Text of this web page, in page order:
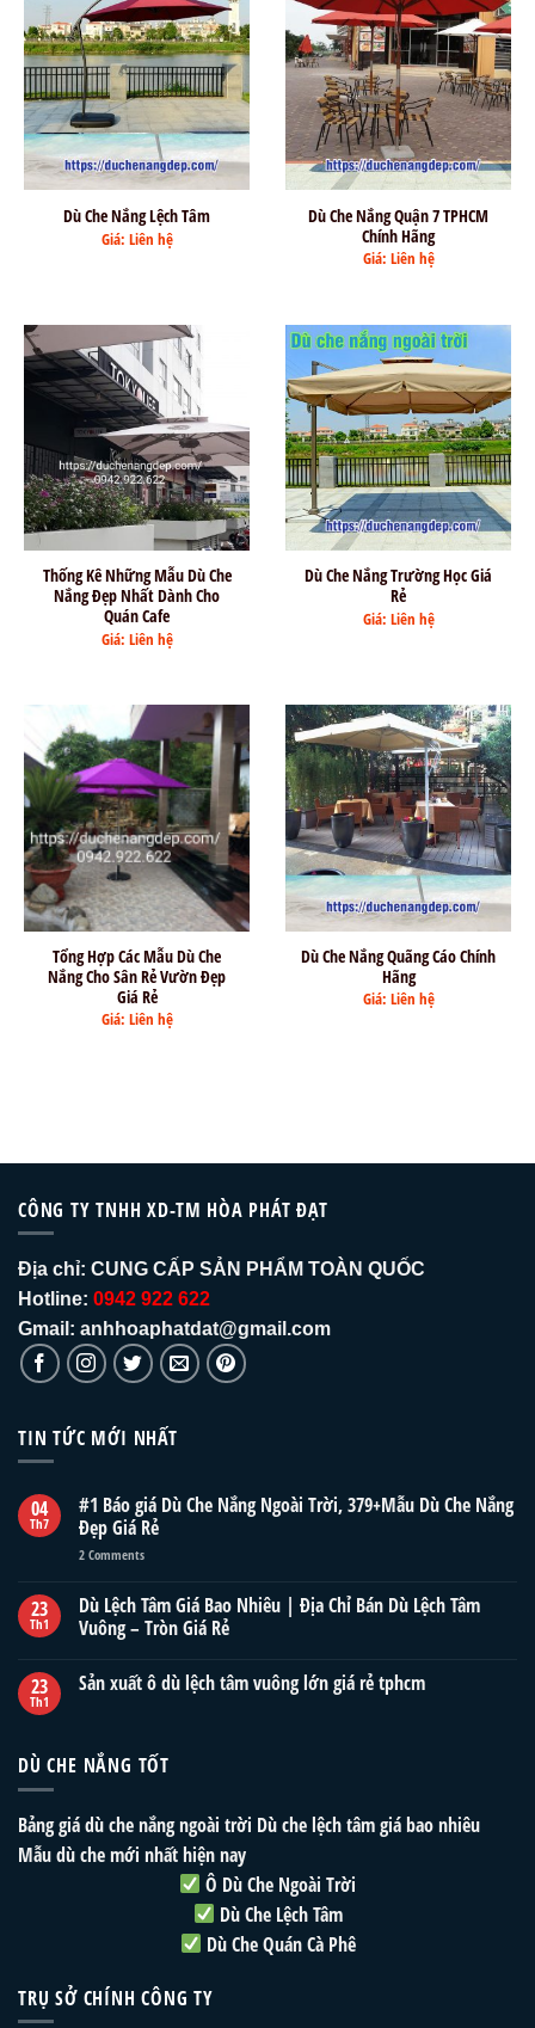
Dù Che Nắng Lệch Tâm
Giá: Liên hệ
Dù Che Nắng Quận 7 TPHCM
Chính Hãng
Giá: Liên hệ
Thống Kê Những Mẫu Dù Che
Nắng Đẹp Nhất Dành Cho
Quán Cafe
Giá: Liên hệ
Dù Che Nắng Trường Học Giá
Rẻ
Giá: Liên hệ
Tổng Hợp Các Mẫu Dù Che
Nắng Cho Sân Rẻ Vườn Đẹp
Giá Rẻ
Giá: Liên hệ
Dù Che Nắng Quãng Cáo Chính
Hãng
Giá: Liên hệ
CÔNG TY TNHH XD-TM HÒA PHÁT ĐẠT
Địa chỉ: CUNG CẤP SẢN PHẨM TOÀN QUỐC
Hotline: 0942 922 622
Gmail: anhhoaphatdat@gmail.com
TIN TỨC MỚI NHẤT
04
Th7
#1 Báo giá Dù Che Nắng Ngoài Trời, 379+Mẫu Dù Che Nắng
Đẹp Giá Rẻ
2 Comments
23
Th1
Dù Lệch Tâm Giá Bao Nhiêu | Địa Chỉ Bán Dù Lệch Tâm
Vuông – Tròn Giá Rẻ
23
Th1
Sản xuất ô dù lệch tâm vuông lớn giá rẻ tphcm
DÙ CHE NẮNG TỐT
Bảng giá dù che nắng ngoài trời Dù che lệch tâm giá bao nhiêu
Mẫu dù che mới nhất hiện nay
Ô Dù Che Ngoài Trời
Dù Che Lệch Tâm
Dù Che Quán Cà Phê
TRỤ SỞ CHÍNH CÔNG TY